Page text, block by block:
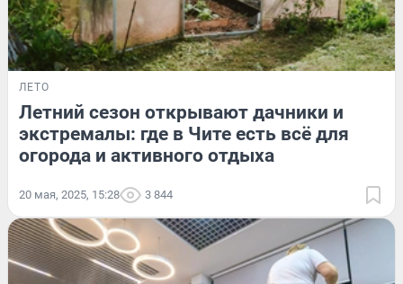
ЛЕТО
Летний сезон открывают дачники и
экстремалы: где в Чите есть всё для
огорода и активного отдыха
20 мая, 2025, 15:28 3 844